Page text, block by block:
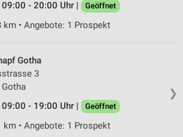
09:00 - 20:00 Uhr |
Geöffnet
km • Angebote: 1 Prospekt
❯
Gotha
3
09:00 - 19:00 Uhr |
Geöffnet
km • Angebote: 1 Prospekt
der Angebote
Daten zur Auswahl von
Standortdaten
aktiv angeforderten